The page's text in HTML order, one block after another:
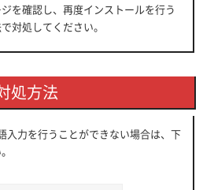
を確認し、再度インストールを行う
対処してください。
処方法
入力を行うことができない場合は、下